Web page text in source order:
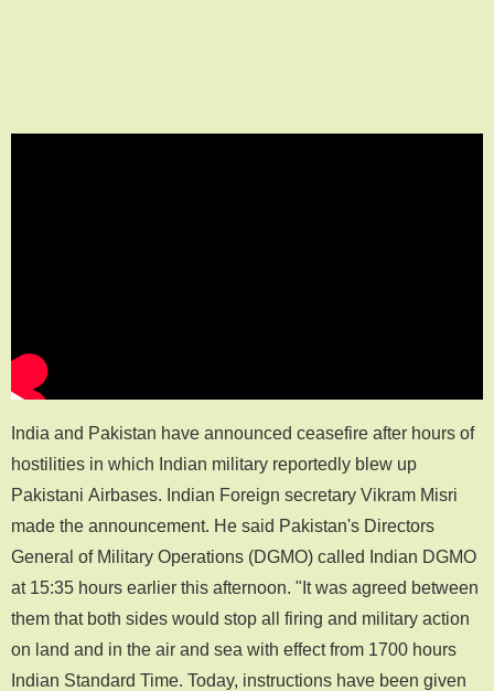
India and Pakistan have announced ceasefire after hours of
hostilities in which Indian military reportedly blew up
Pakistani Airbases. Indian Foreign secretary Vikram Misri
made the announcement. He said Pakistan's Directors
General of Military Operations (DGMO) called Indian DGMO
at 15:35 hours earlier this afternoon. "It was agreed between
them that both sides would stop all firing and military action
on land and in the air and sea with effect from 1700 hours
Indian Standard Time. Today, instructions have been given